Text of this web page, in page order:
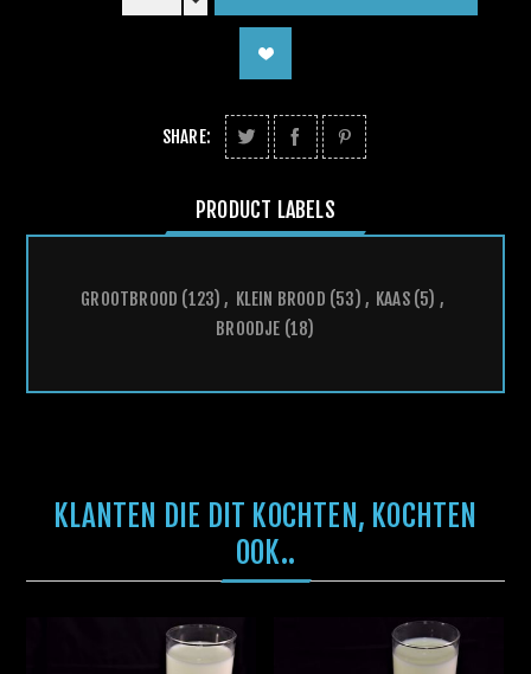
SHARE:
PRODUCT LABELS
GROOTBROOD (123) , KLEIN BROOD (53) , KAAS (5) ,
BROODJE (18)
KLANTEN DIE DIT KOCHTEN, KOCHTEN
OOK..